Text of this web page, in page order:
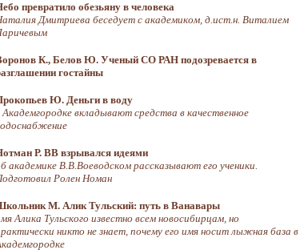
превратило обезьяну в человека
Дмитриева беседует с академиком, д.ист.н. Виталием
К., Белов Ю. Ученый СО РАН подозревается в
гостайны
Ю. Деньги в воду
Академгородке вкладывают средства в качественное
Р. ВВ взрывался идеями
академике В.В.Воеводском рассказывают его ученики.
Ролен Номан
М. Алик Тульский: путь в Ванавары
Алика Тульского известно всем новосибирцам, но
никто не знает, почему его имя носит лыжная база в